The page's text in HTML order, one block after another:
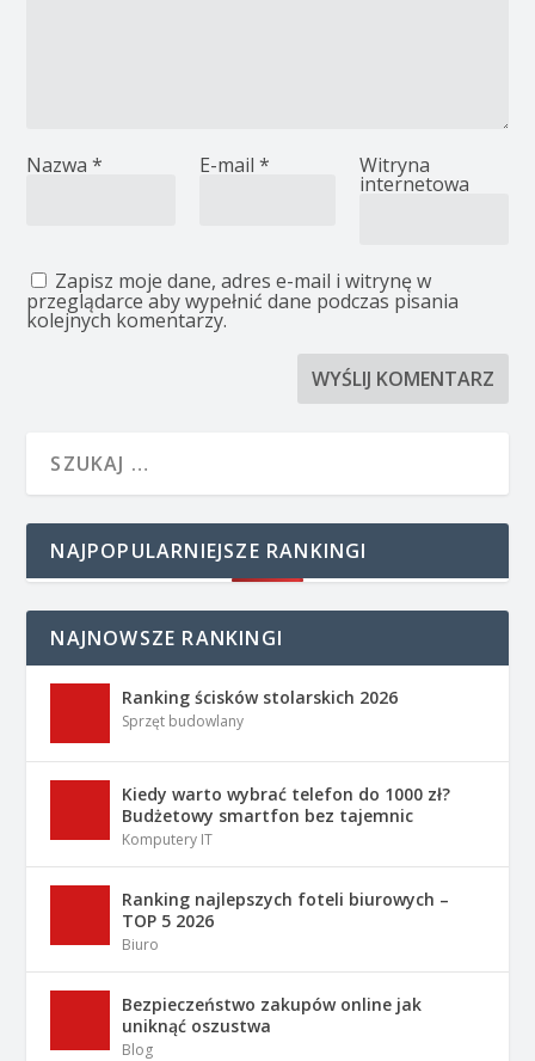
Nazwa* E-mail * Witryna
internetowa
Zapisz moje dane, adres e-mail i witrynę w
przeglądarce aby wypełnić dane podczas pisania
kolejnych komentarzy.
NAJPOPULARNIEJSZE RANKINGI
NAJNOWSZE RANKINGI
Ranking ścisków stolarskich 2026
Sprzęt budowlany
Kiedy warto wybrać telefon do 1000 zł?
Budżetowy smartfon bez tajemnic
Komputery IT
Ranking najlepszych foteli biurowych –
TOP 5 2026
Biuro
Bezpieczeństwo zakupów online jak
uniknąć oszustwa
Blog